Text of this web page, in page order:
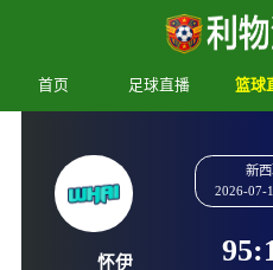
首页 足球直播 篮球